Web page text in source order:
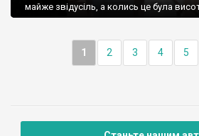
майже звідусіль, а колись це була
1 2 3 4 5